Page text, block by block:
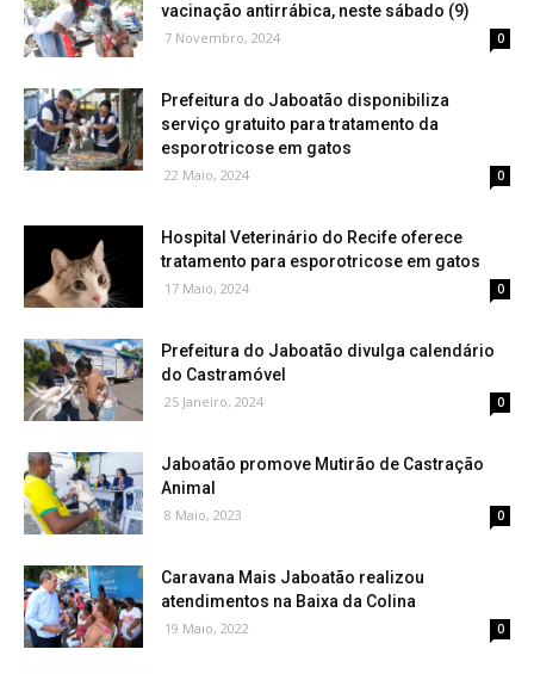
vacinação antirrábica, neste sábado (9)
7 Novembro, 2024 0
Prefeitura do Jaboatão disponibiliza
serviço gratuito para tratamento da
esporotricose em gatos
22 Maio, 2024 0
Hospital Veterinário do Recife oferece
tratamento para esporotricose em gatos
17 Maio, 2024 0
Prefeitura do Jaboatão divulga calendário
do Castramóvel
25 Janeiro, 2024 0
Jaboatão promove Mutirão de Castração
Animal
8 Maio, 2023 0
Caravana Mais Jaboatão realizou
atendimentos na Baixa da Colina
19 Maio, 2022 0